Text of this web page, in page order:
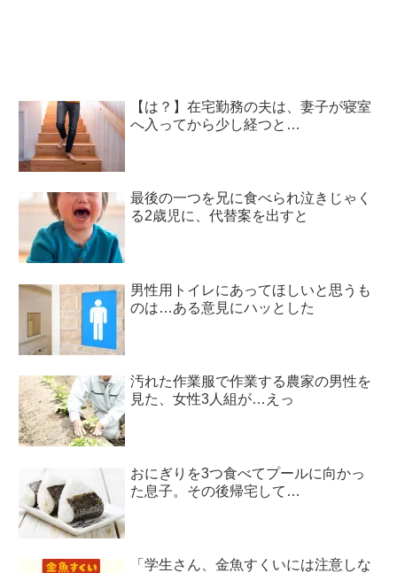
【は？】在宅勤務の夫は、妻子が寝室
へ入ってから少し経つと…
最後の一つを兄に食べられ泣きじゃく
る2歳児に、代替案を出すと
男性用トイレにあってほしいと思うも
のは…ある意見にハッとした
汚れた作業服で作業する農家の男性を
見た、女性3人組が…えっ
おにぎりを3つ食べてプールに向かっ
た息子。その後帰宅して…
「学生さん、金魚すくいには注意しな